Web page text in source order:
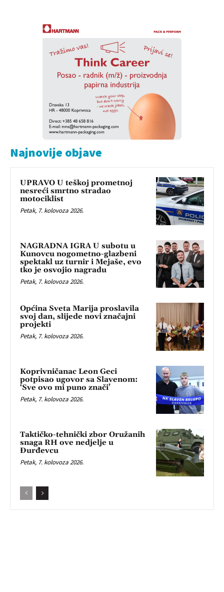
Najnovije objave
UPRAVO U teškoj prometnoj
nesreći smrtno stradao
motociklist
Petak, 7. kolovoza 2026.
NAGRADNA IGRA U subotu u
Kunovcu nogometno-glazbeni
spektakl uz turnir i Mejaše, evo
tko je osvojio nagradu
Petak, 7. kolovoza 2026.
Općina Sveta Marija proslavila
svoj dan, slijede novi značajni
projekti
Petak, 7. kolovoza 2026.
Koprivničanac Leon Geci
potpisao ugovor sa Slavenom:
‘Sve ovo mi puno znači’
Petak, 7. kolovoza 2026.
Taktičko-tehnički zbor Oružanih
snaga RH ove nedjelje u
Đurđevcu
Petak, 7. kolovoza 2026.